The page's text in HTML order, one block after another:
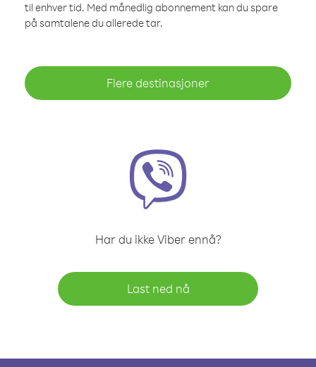
til enhver tid. Med månedlig abonnement kan du spare
på samtalene du allerede tar.
Flere destinasjoner
Har du ikke Viber ennå?
Last ned nå